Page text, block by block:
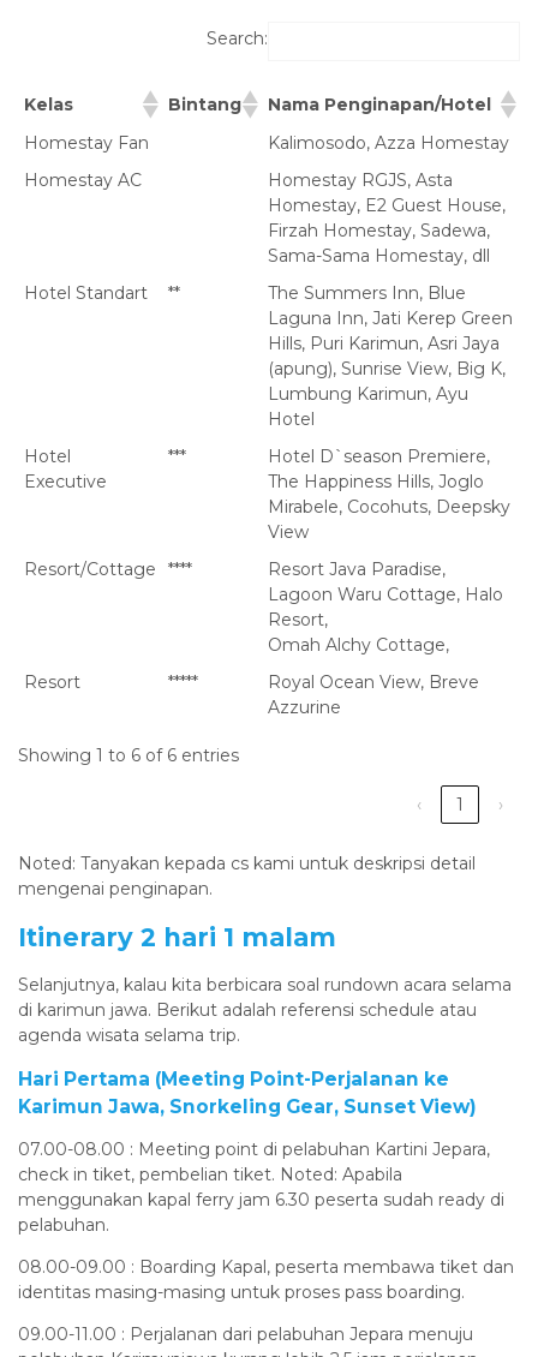
Search:
Kelas Bintang
Nama Penginapan/Hotel
Homestay Fan
Kalimosodo, Azza Homestay
Homestay AC
Homestay RGJS, Asta
Homestay, E2 Guest House,
Firzah Homestay, Sadewa,
Sama-Sama Homestay, dll
Hotel Standart
**
The Summers Inn, Blue
Laguna Inn, Jati Kerep Green
Hills, Puri Karimun, Asri Jaya
(apung), Sunrise View, Big K,
Lumbung Karimun, Ayu
Hotel
Hotel
Executive
***
Hotel D`season Premiere,
The Happiness Hills, Joglo
Mirabele, Cocohuts, Deepsky
View
Resort/Cottage
****
Resort Java Paradise,
Lagoon Waru Cottage, Halo
Resort,
Omah Alchy Cottage,
Resort
*****
Royal Ocean View, Breve
Azzurine
Showing 1 to 6 of 6 entries
‹ 1 ›
Noted: Tanyakan kepada cs kami untuk deskripsi detail
mengenai penginapan.
Itinerary 2 hari 1 malam
Selanjutnya, kalau kita berbicara soal rundown acara selama
di karimun jawa. Berikut adalah referensi schedule atau
agenda wisata selama trip.
Hari Pertama (Meeting Point-Perjalanan ke
Karimun Jawa, Snorkeling Gear, Sunset View)
07.00-08.00 : Meeting point di pelabuhan Kartini Jepara,
check in tiket, pembelian tiket. Noted: Apabila
menggunakan kapal ferry jam 6.30 peserta sudah ready di
pelabuhan.
08.00-09.00 : Boarding Kapal, peserta membawa tiket dan
identitas masing-masing untuk proses pass boarding.
09.00-11.00 : Perjalanan dari pelabuhan Jepara menuju